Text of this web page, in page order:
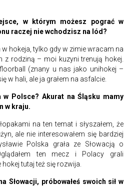
w którym możesz pograć w
raczej nie wchodzisz na lód?
w hokeja, tylko gdy w zimie wracam na
z rodziną – moi kuzyni trenują hokej.
(znany u nas jako unihokej –
w hali, ale ja grałem na asfalcie.
w Polsce? Akurat na Śląsku mamy
w kraju.
na ten temat i słyszałem, że
ale nie interesowałem się bardziej
Polska grała ze Słowacją o
ten mecz i Polacy grali
hokej tutaj też się rozwija.
Słowacji, próbowałeś swoich sił w